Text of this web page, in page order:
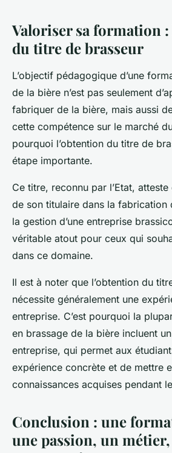
Valoriser sa formation
du titre de brasseur
L’objectif pédagogique d’une
de la bière n’est pas seulement
fabriquer de la bière, mais aussi
cette compétence sur le marché
pourquoi l’obtention du titre de
étape importante.
Ce titre, reconnu par l’Etat,
de son titulaire dans la fabrication
la gestion d’une entreprise
véritable atout pour ceux qui
dans ce domaine.
Il est à noter que l’obtention du
nécessite généralement une
entreprise. C’est pourquoi la
en brassage de la bière incluent
entreprise, qui permet aux
expérience concrète et de mettre
connaissances acquises pendant
Conclusion : une
une passion, un